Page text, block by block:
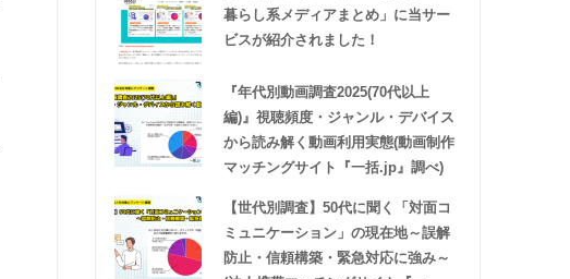
暮らし系メディアまとめ」に当サー
ビスが紹介されました！
『年代別動画調査2025(70代以上
編)』視聴頻度・ジャンル・デバイス
から読み解く動画利用実態(動画制作
マッチングサイト『一括.jp』調べ)
【世代別調査】50代に聞く「対面コ
ミュニケーション」の現在地～誤解
防止・信頼構築・緊急対応に強み～